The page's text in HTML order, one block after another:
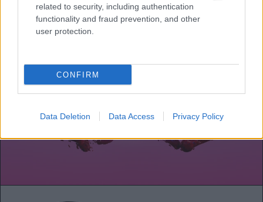
related to security, including authentication
functionality and fraud prevention, and other
user protection.
CONFIRM
Data Deletion Data Access Privacy Policy